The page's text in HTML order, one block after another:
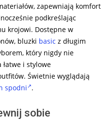
zapewniają komfort
podkreślając
krojowi. Dostępne w
bluzki basic z długim
który nigdy nie
i stylowe
Świetnie wyglądają
spodni .
sobie